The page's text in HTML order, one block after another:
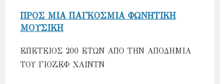
ΠΡΟΣ ΜΙΑ ΠΑΓΚΟΣΜΙΑ ΦΩΝΗΤΙΚΗ
ΜΟΥΣΙΚΗ
ΕΠΕΤΕΙΟΣ 200 ΕΤΩΝ ΑΠΟ ΤΗΝ ΑΠΟΔΗΜΙΑ
ΤΟΥ ΓΙΟΖΕΦ ΧΑΙΝΤΝ